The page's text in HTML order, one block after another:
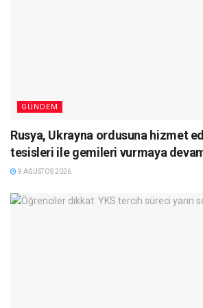
GÜNDEM
Rusya, Ukrayna ordusuna hizmet
tesisleri ile gemileri vurmaya
9 AĞUSTOS 2026